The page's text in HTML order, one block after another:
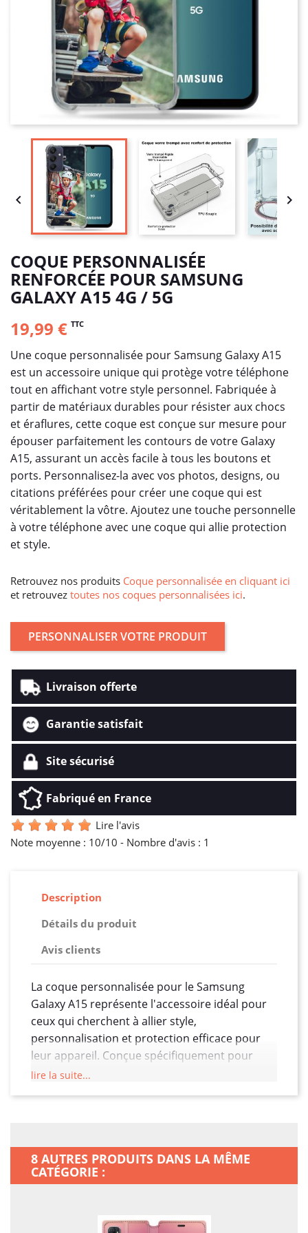
 
COQUE PERSONNALISÉE
RENFORCÉE POUR SAMSUNG
GALAXY A15 4G / 5G
19,99 € TTC
Une coque personnalisée pour Samsung Galaxy A15
est un accessoire unique qui protège votre téléphone
tout en affichant votre style personnel. Fabriquée à
partir de matériaux durables pour résister aux chocs
et éraflures, cette coque est conçue sur mesure pour
épouser parfaitement les contours de votre Galaxy
A15, assurant un accès facile à tous les boutons et
ports. Personnalisez-la avec vos photos, designs, ou
citations préférées pour créer une coque qui est
véritablement la vôtre. Ajoutez une touche personnelle
à votre téléphone avec une coque qui allie protection
et style.
Retrouvez nos produits Coque personnalisée en cliquant ici
et retrouvez toutes nos coques personnalisées ici.
PERSONNALISER VOTRE PRODUIT
Livraison offerte
Garantie satisfait
Site sécurisé
Fabriqué en France
Lire l'avis
Note moyenne : 10/10 - Nombre d'avis : 1
Description
Détails du produit
Avis clients
La coque personnalisée pour le Samsung
Galaxy A15 représente l'accessoire idéal pour
ceux qui cherchent à allier style,
personnalisation et protection efficace pour
leur appareil. Conçue spécifiquement pour
s'adapter aux dimensions uniques du Galaxy
charge, et la caméra.
Fabriquée à partir de matériaux de haute
les chocs et protéger votre téléphone contre
lire la suite...
8 AUTRES PRODUITS DANS LA MÊME
CATÉGORIE :